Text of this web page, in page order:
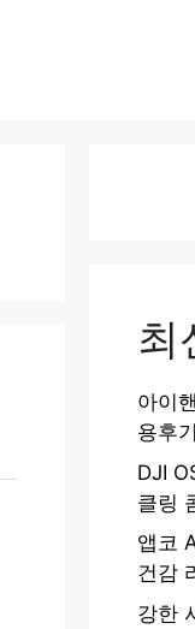
최
아이
용후
DJI
클링
앱코
건감
강한